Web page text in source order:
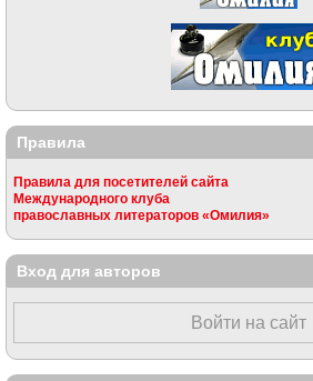
Правила
Правила для посетителей сайта
Международного клуба
православных литераторов «Омилия»
Вход для авторов
Войти на сайт